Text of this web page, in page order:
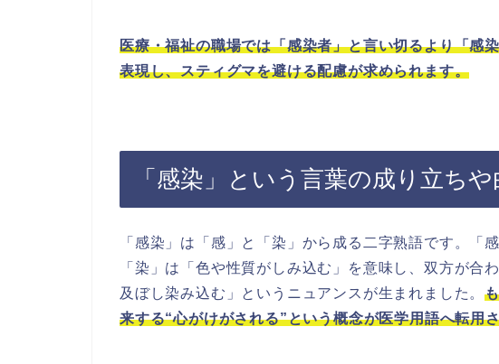
医療・福祉の職場では「感染者」と言い切るより「感
表現し、スティグマを避ける配慮が求められます。
「感染」という言葉の成り立ち
「感染」は「感」と「染」から成る二字熟語です。「
「染」は「色や性質がしみ込む」を意味し、双方が合
及ぼし染み込む」というニュアンスが生まれました。
来する“心がけがされる”という概念が医学用語へ転用